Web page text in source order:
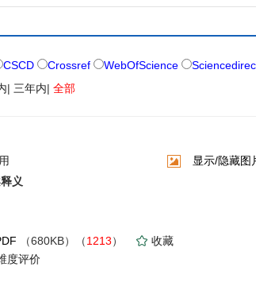
CSCD Crossref WebOfScience
| 三年内| 全部
显示/隐藏图
义
（680KB）（1213）
收藏
度评价